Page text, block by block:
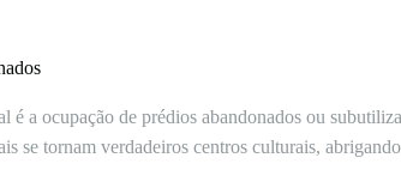
é a ocupação de prédios abandonados ou
se tornam verdadeiros centros culturais,